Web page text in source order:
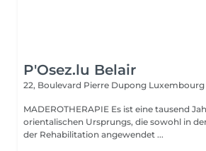
P'Osez.lu Belair
22, Boulevard Pierre Dupong Luxembourg
MADEROTHERAPIE Es ist eine tausend Jahre alte Technik
orientalischen Ursprungs, die sowohl in
der Rehabilitation angewendet ...